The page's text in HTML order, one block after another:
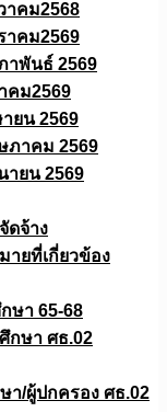
าคม2568
าคม2569
าพันธ์ 2569
คม2569
ยน 2569
ภาคม 2569
ายน 2569
ดจ้าง
ายที่เกี่ยวข้อง
ษา 65-68
กษา ศธ.02
า/ผู้ปกครอง ศธ.02